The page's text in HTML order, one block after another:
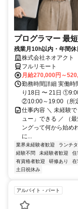
プログラマー 最
残業月10h以内・年間
株式会社ネオアクト
フルリモート
月給270,000円～
勤務時間詳細 実働時
り18日 〜 21日
②10:00～19:00（所
仕事内容 ＼ 未経験
ュー」できる ／ （
ングって何から始め
に...
業界未経験者歓迎 ランチ
経験不問
未経験者歓迎 住
有資格者歓迎
研修あり 在
土日祝休み
アルバイト・パート